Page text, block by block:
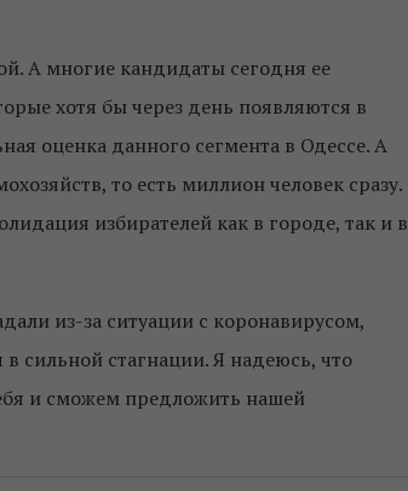
А многие кандидаты сегодня ее
хотя бы через день появляются в
оценка данного сегмента в Одессе. А
то есть миллион человек сразу.
избирателей как в городе, так и в
из-за ситуации с коронавирусом,
сильной стагнации. Я надеюсь, что
и сможем предложить нашей